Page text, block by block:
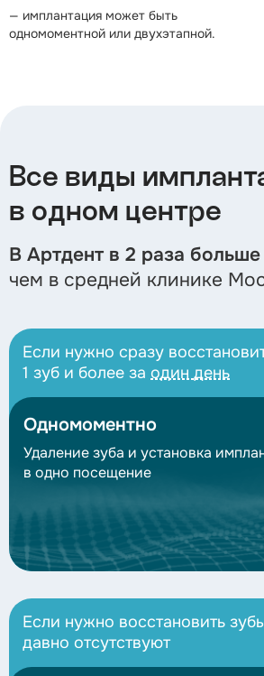
— имплантация может быть
одномоментной или двухэтапной.
Все виды
в одном центре
В Артдент в 2 раза
чем в средней клинике
Если нужно сразу
1 зуб и более за один день
Одномоментно
Удаление зуба и установка
в одно посещение
Если нужно восстановить
давно отсутствуют